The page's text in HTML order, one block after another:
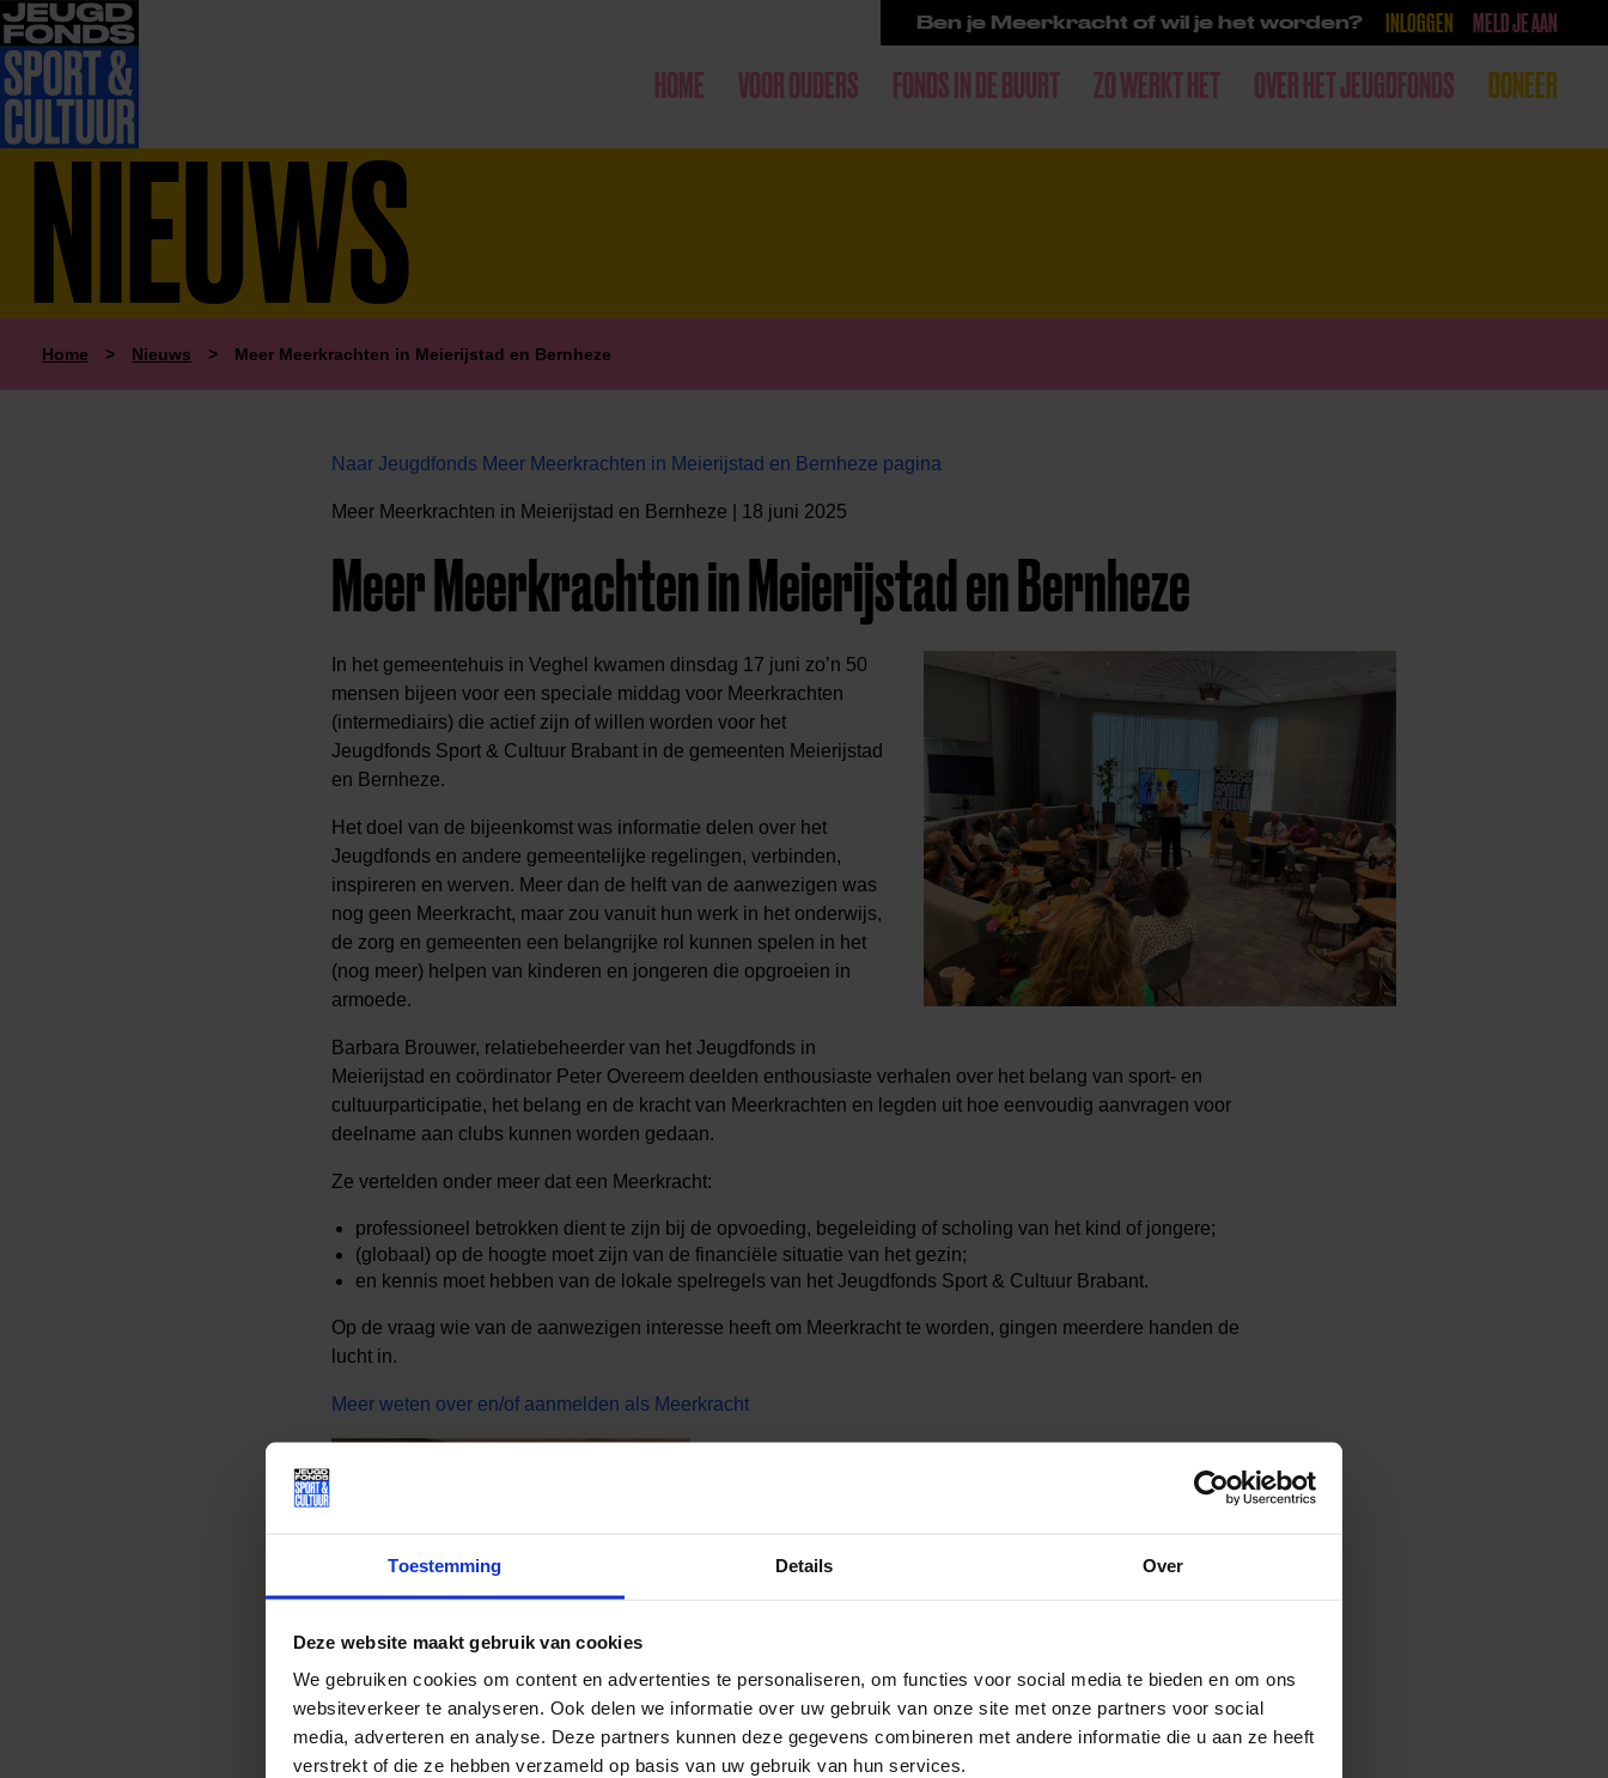
Toestemming Details Over
Deze website maakt gebruik van cookies
We gebruiken cookies om content en advertenties te personaliseren, om functies voor social media te bieden en om ons
websiteverkeer te analyseren. Ook delen we informatie over uw gebruik van onze site met onze partners voor social
media, adverteren en analyse. Deze partners kunnen deze gegevens combineren met andere informatie die u aan ze heeft
verstrekt of die ze hebben verzameld op basis van uw gebruik van hun services.
Ben je Meerkracht of wil je het worden? INLOGGEN MELD JE AAN
HOME VOOR OUDERS FONDS IN DE BUURT ZO WERKT HET OVER HET JEUGDFONDS DONEER
NIEUWS
Home > Nieuws > Meer Meerkrachten in Meierijstad en Bernheze
Naar Jeugdfonds Meer Meerkrachten in Meierijstad en Bernheze pagina
Meer Meerkrachten in Meierijstad en Bernheze | 18 juni 2025
Meer Meerkrachten in Meierijstad en Bernheze
In het gemeentehuis in Veghel kwamen dinsdag 17 juni zo’n 50
mensen bijeen voor een speciale middag voor Meerkrachten
(intermediairs) die actief zijn of willen worden voor het
Jeugdfonds Sport & Cultuur Brabant in de gemeenten Meierijstad
en Bernheze.
Het doel van de bijeenkomst was informatie delen over het
Jeugdfonds en andere gemeentelijke regelingen, verbinden,
inspireren en werven. Meer dan de helft van de aanwezigen was
nog geen Meerkracht, maar zou vanuit hun werk in het onderwijs,
de zorg en gemeenten een belangrijke rol kunnen spelen in het
(nog meer) helpen van kinderen en jongeren die opgroeien in
armoede.
Barbara Brouwer, relatiebeheerder van het Jeugdfonds in
Meierijstad en coördinator Peter Overeem deelden enthousiaste verhalen over het belang van sport- en
cultuurparticipatie, het belang en de kracht van Meerkrachten en legden uit hoe eenvoudig aanvragen voor
deelname aan clubs kunnen worden gedaan.
Ze vertelden onder meer dat een Meerkracht:
professioneel betrokken dient te zijn bij de opvoeding, begeleiding of scholing van het kind of jongere;
(globaal) op de hoogte moet zijn van de financiële situatie van het gezin;
en kennis moet hebben van de lokale spelregels van het Jeugdfonds Sport & Cultuur Brabant.
Op de vraag wie van de aanwezigen interesse heeft om Meerkracht te worden, gingen meerdere handen de
lucht in.
Meer weten over en/of aanmelden als Meerkracht